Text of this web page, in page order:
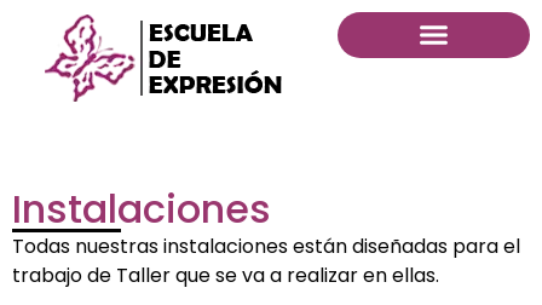
Instalaciones
Todas nuestras instalaciones están diseñadas para el
trabajo de Taller que se va a realizar en ellas.